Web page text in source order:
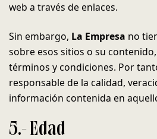
web a través de enlaces.
Sin embargo, La Empresa no
sobre esos sitios o su
términos y condiciones. Por
responsable de la calidad,
información contenida en
5.- Edad